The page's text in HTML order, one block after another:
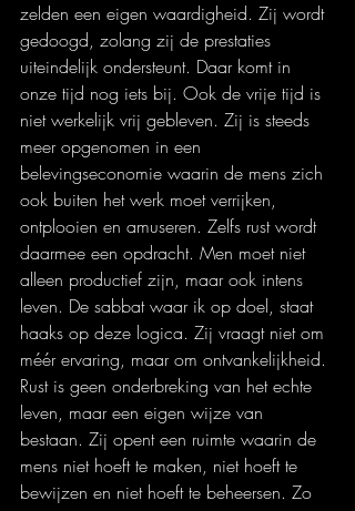
zelden een eigen waardigheid. Zij wordt
gedoogd, zolang zij de prestaties
uiteindelijk ondersteunt. Daar komt in
onze tijd nog iets bij. Ook de vrije tijd is
niet werkelijk vrij gebleven. Zij is steeds
meer opgenomen in een
belevingseconomie waarin de mens zich
ook buiten het werk moet verrijken,
ontplooien en amuseren. Zelfs rust wordt
daarmee een opdracht. Men moet niet
alleen productief zijn, maar ook intens
leven. De sabbat waar ik op doel, staat
haaks op deze logica. Zij vraagt niet om
méér ervaring, maar om ontvankelijkheid.
Rust is geen onderbreking van het echte
leven, maar een eigen wijze van
bestaan. Zij opent een ruimte waarin de
mens niet hoeft te maken, niet hoeft te
bewijzen en niet hoeft te beheersen. Zo